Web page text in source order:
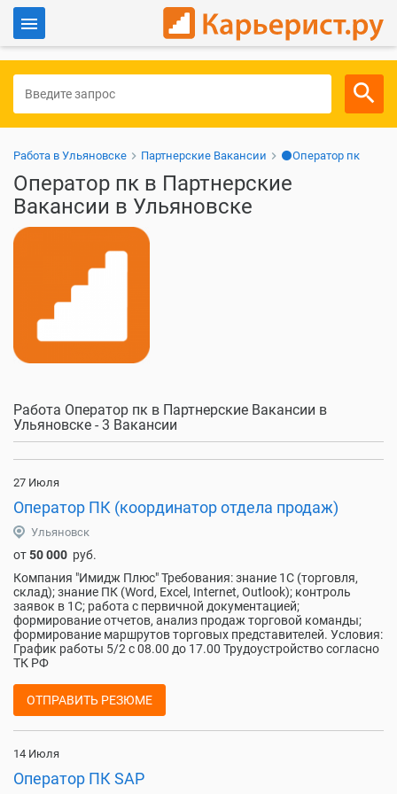
Для работодателей
Работа в Ульяновске Партнерские Вакансии ⚫Оператор пк
Оператор пк в Партнерские
Вакансии в Ульяновске
Работа Оператор пк в Партнерские Вакансии в
Ульяновске - 3 Вакансии
27 Июля
Оператор ПК (координатор отдела продаж)
Ульяновск
от50 000 руб.
Компания "Имидж Плюс" Требования: знание 1С (торговля,
склад); знание ПК (Word, Excel, Internet, Outlook); контроль
заявок в 1С; работа с первичной документацией;
формирование отчетов, анализ продаж торговой команды;
формирование маршрутов торговых представителей. Условия:
График работы 5/2 с 08.00 до 17.00 Трудоустройство согласно
ТК РФ
ОТПРАВИТЬ РЕЗЮМЕ
14 Июля
Оператор ПК SAP